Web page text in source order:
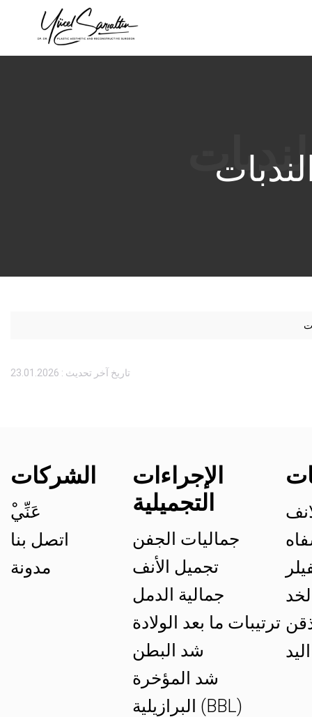
تاريخ آخر تحديث : 23.01.2026
الشركات
ْعَنِّي
اتصل بنا
مدونة
الإجراءات
التجميلية
جماليات الجفن
تجميل الأنف
جمالية الدمل
ترتيبات ما بعد الولادة
شد البطن
شد المؤخرة
البرازيلية (BBL)